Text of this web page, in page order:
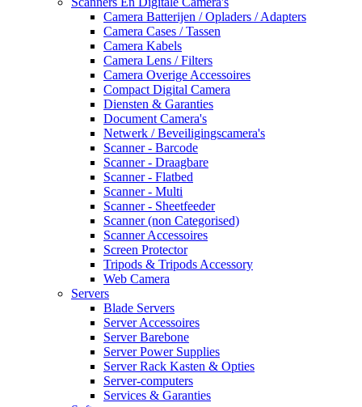
Camera Batterijen / Opladers / Adapters
Camera Cases / Tassen
Camera Kabels
Camera Lens / Filters
Camera Overige Accessoires
Compact Digital Camera
Diensten & Garanties
Document Camera's
Netwerk / Beveiligingscamera's
Scanner - Barcode
Scanner - Draagbare
Scanner - Flatbed
Scanner - Multi
Scanner - Sheetfeeder
Scanner (non Categorised)
Scanner Accessoires
Screen Protector
Tripods & Tripods Accessory
Web Camera
Servers
Blade Servers
Server Accessoires
Server Barebone
Server Power Supplies
Server Rack Kasten & Opties
Server-computers
Services & Garanties